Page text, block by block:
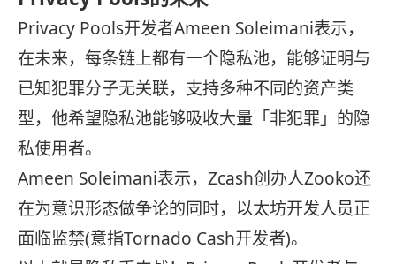
Privacy Pools开发者Ameen Soleimani表示，
在未来，每条链上都有一个隐私池，能够证明与
已知犯罪分子无关联，支持多种不同的资产类
型，他希望隐私池能够吸收大量「非犯罪」的隐
私使用者。
Ameen Soleimani表示，Zcash创办人Zooko还
在为意识形态做争论的同时，以太坊开发人员正
面临监禁(意指Tornado Cash开发者)。